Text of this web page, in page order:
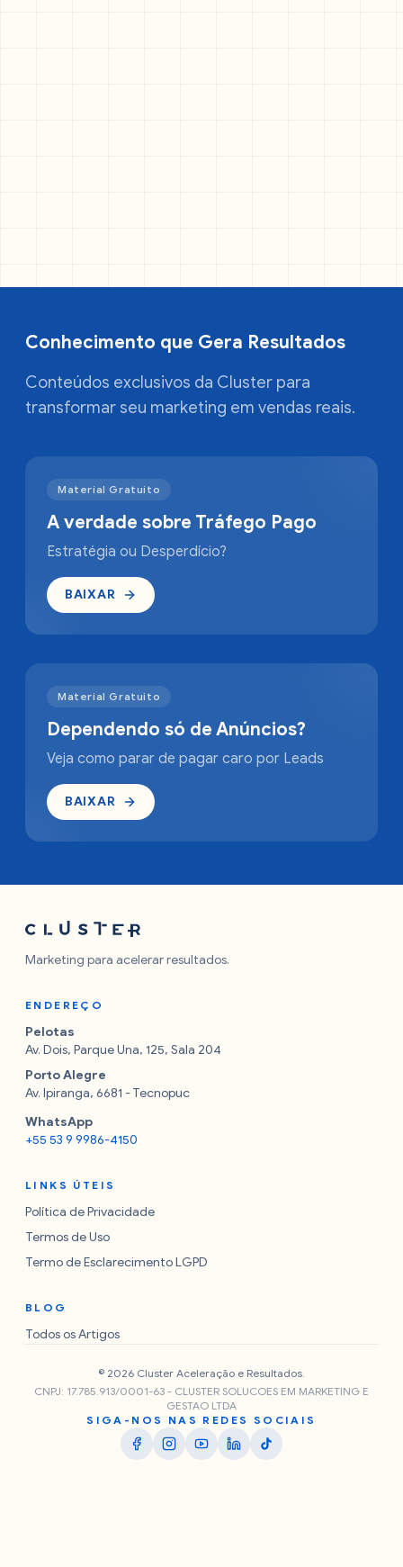
Conhecimento que Gera Resultados
Conteúdos exclusivos da Cluster para
transformar seu marketing em vendas reais.
Material Gratuito
A verdade sobre Tráfego Pago
Estratégia ou Desperdício?
BAIXAR
Material Gratuito
Dependendo só de Anúncios?
Veja como parar de pagar caro por Leads
BAIXAR
Marketing para acelerar resultados.
ENDEREÇO
Pelotas
Av. Dois, Parque Una, 125, Sala 204
Porto Alegre
Av. Ipiranga, 6681 - Tecnopuc
WhatsApp
+55 53 9 9986-4150
LINKS ÚTEIS
Política de Privacidade
Termos de Uso
Termo de Esclarecimento LGPD
BLOG
Todos os Artigos
© 2026 Cluster Aceleração e Resultados.
CNPJ: 17.785.913/0001-63 - CLUSTER SOLUCOES EM MARKETING E
GESTAO LTDA
SIGA-NOS NAS REDES SOCIAIS